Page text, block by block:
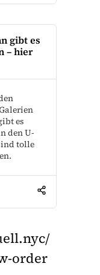
gibt es
– hier
es
den U-
tolle
order